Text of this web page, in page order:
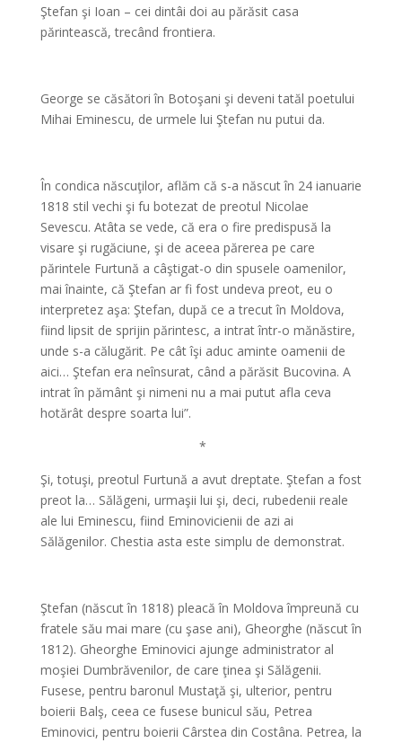
Ştefan şi Ioan – cei dintâi doi au părăsit casa
părintească, trecând frontiera.
George se căsători în Botoşani şi deveni tatăl poetului
Mihai Eminescu, de urmele lui Ştefan nu putui da.
În condica născuţilor, aflăm că s-a născut în 24 ianuarie
1818 stil vechi şi fu botezat de preotul Nicolae
Sevescu. Atâta se vede, că era o fire predispusă la
visare şi rugăciune, şi de aceea părerea pe care
părintele Furtună a câştigat-o din spusele oamenilor,
mai înainte, că Ştefan ar fi fost undeva preot, eu o
interpretez aşa: Ştefan, după ce a trecut în Moldova,
fiind lipsit de sprijin părintesc, a intrat într-o mănăstire,
unde s-a călugărit. Pe cât îşi aduc aminte oamenii de
aici… Ştefan era neînsurat, când a părăsit Bucovina. A
intrat în pământ şi nimeni nu a mai putut afla ceva
hotărât despre soarta lui”.
*
Şi, totuşi, preotul Furtună a avut dreptate. Ştefan a fost
preot la… Sălăgeni, urmaşii lui şi, deci, rubedenii reale
ale lui Eminescu, fiind Eminovicienii de azi ai
Sălăgenilor. Chestia asta este simplu de demonstrat.
Ştefan (născut în 1818) pleacă în Moldova împreună cu
fratele său mai mare (cu şase ani), Gheorghe (născut în
1812). Gheorghe Eminovici ajunge administrator al
moşiei Dumbrăvenilor, de care ţinea şi Sălăgenii.
Fusese, pentru baronul Mustaţă şi, ulterior, pentru
boierii Balş, ceea ce fusese bunicul său, Petrea
Eminovici, pentru boierii Cârstea din Costâna. Petrea, la